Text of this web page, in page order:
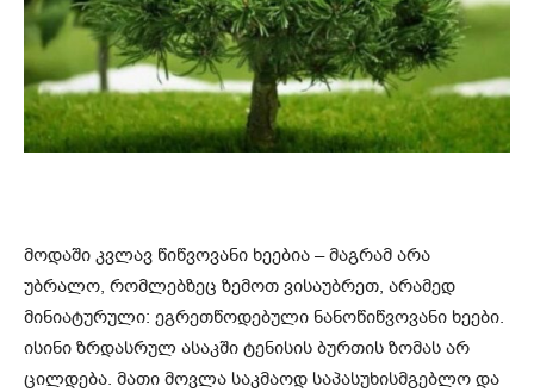
მოდაში კვლავ წიწვოვანი ხეებია – მაგრამ არა
უბრალო, რომლებზეც ზემოთ ვისაუბრეთ, არამედ
მინიატურული: ეგრეთწოდებული ნანოწიწვოვანი ხეები.
ისინი ზრდასრულ ასაკში ტენისის ბურთის ზომას არ
ცილდება. მათი მოვლა საკმაოდ საპასუხისმგებლო და